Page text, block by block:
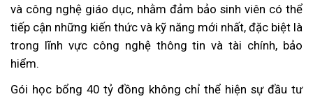
và công nghệ giáo dục, nhằm đảm bảo sinh viên có thể
tiếp cận những kiến thức và kỹ năng mới nhất, đặc biệt là
trong lĩnh vực công nghệ thông tin và tài chính, bảo
hiểm.
Gói học bổng 40 tỷ đồng không chỉ thể hiện sự đầu tư